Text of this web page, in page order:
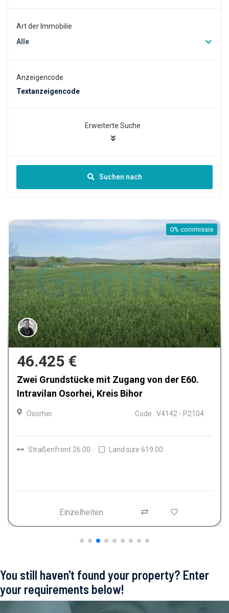
Art der Immobilie
Alle
Anzeigencode
Erweiterte Suche
Suchen nach
0% commissie
125.800 €
Teren 3400 mp intravilan zur Verkauf auf
Sofiei, Dealuri Oradea-Gebiet
Oradea Code : V2463 - P2069
Straßenfront 45.00 Land size 3400.00
Einzelheiten
You still haven't found your property? Enter
your requirements below!